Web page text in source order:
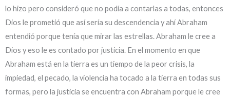
lo hizo pero consideró que no podía a contarlas a todas, entonces
Dios le prometió que así sería su descendencia y ahí Abraham
entendió porque tenía que mirar las estrellas. Abraham le cree a
Dios y eso le es contado por justicia. En el momento en que
Abraham está en la tierra es un tiempo de la peor crisis, la
impiedad, el pecado, la violencia ha tocado a la tierra en todas sus
formas, pero la justicia se encuentra con Abraham porque le cree